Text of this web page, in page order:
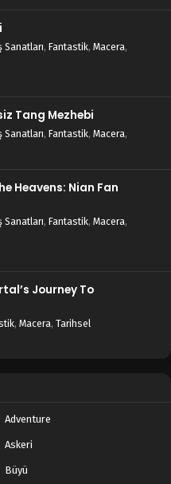
Sanatları, Fantastik, Macera,
Tang Mezhebi
Sanatları, Fantastik, Macera,
Heavens: Nian Fan
Sanatları, Fantastik, Macera,
Journey To
, Macera, Tarihsel
Adventure
Askeri
Büyü